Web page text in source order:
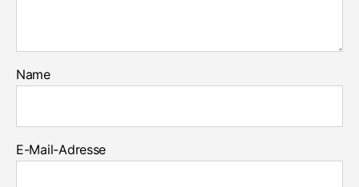
Name
E-Mail-Adresse